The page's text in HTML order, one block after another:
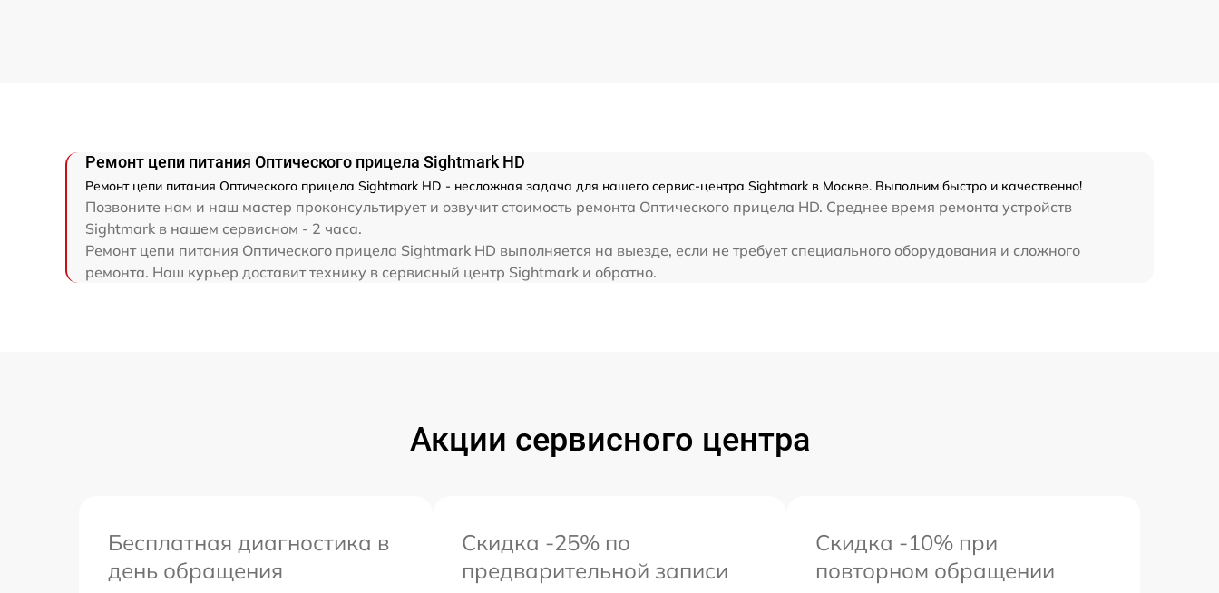
Ремонт цепи питания Оптического прицела Sightmark HD
Ремонт цепи питания Оптического прицела Sightmark HD - несложная задача для нашего сервис-центра Sightmark в Москве. Выполним быстро и качественно!
Позвоните нам и наш мастер проконсультирует и озвучит стоимость ремонта Оптического прицела HD. Среднее время ремонта устройств
Sightmark в нашем сервисном - 2 часа.
Ремонт цепи питания Оптического прицела Sightmark HD выполняется на выезде, если не требует специального оборудования и сложного
ремонта. Наш курьер доставит технику в сервисный центр Sightmark и обратно.
Акции сервисного центра
Бесплатная диагностика в
день обращения
Скидка -25% по
предварительной записи
Скидка -10% при
повторном обращении